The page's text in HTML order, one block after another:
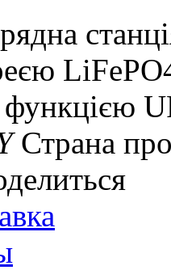
функцією
Страна